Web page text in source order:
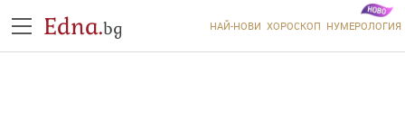
Edna.bg НАЙ-НОВИ ХОРОСКОП НУМЕРОЛОГИЯ